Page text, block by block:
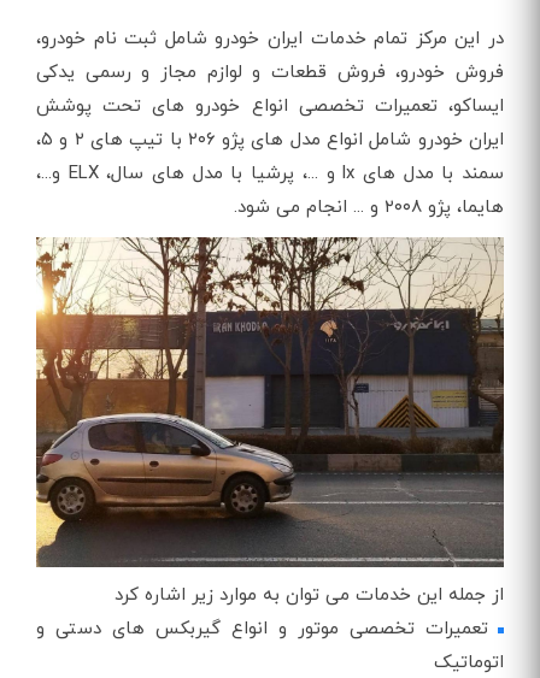
در این مرکز تمام خدمات ایران خودرو شامل ثبت نام خودرو،
فروش خودرو، فروش قطعات و لوازم مجاز و رسمی یدکی
ایساکو، تعمیرات تخصصی انواع خودرو های تحت پوشش
ایران خودرو شامل انواع مدل های پژو ۲۰۶ با تیپ های ۲ و ۵،
سمند با مدل های lx و ...، پرشیا با مدل های سال، ELX و...،
هایما، پژو ۲۰۰۸ و ... انجام می شود.
از جمله این خدمات می توان به موارد زیر اشاره کرد
تعمیرات تخصصی موتور و انواع گیربکس های دستی و
اتوماتیک